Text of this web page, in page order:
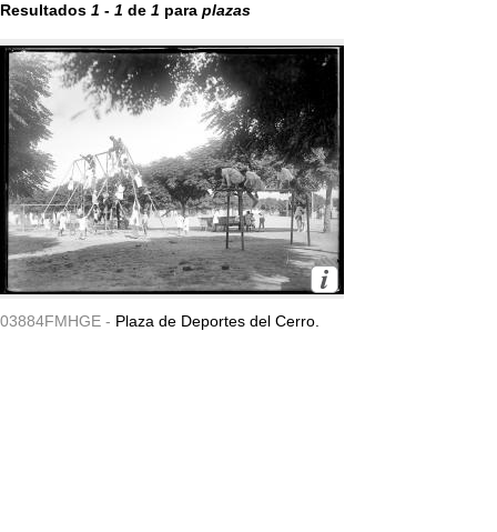
Resultados 1 - 1 de 1 para plazas
03884FMHGE - Plaza de Deportes del Cerro.